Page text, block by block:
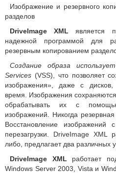
Изображение и резервного
разделов
DriveImage XML является
надежной программой для
резервным копированием
Создание образа
Services (VSS), что позволяет
изображения», даже с
время. Изображения
обрабатывать их с
изображений. Никогда
Восстановление изображений
перезагрузки. DriveImage XML
либо, предлагает два различных
DriveImage XML работает
Windows Server 2003, Vista и